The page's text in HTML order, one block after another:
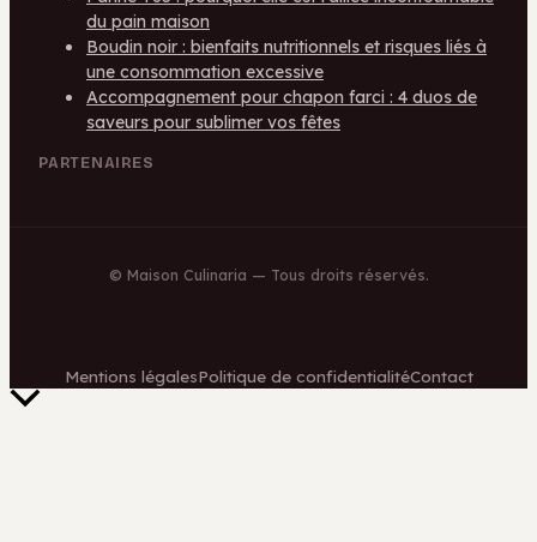
du pain maison
Boudin noir : bienfaits nutritionnels et risques liés à
une consommation excessive
Accompagnement pour chapon farci : 4 duos de
saveurs pour sublimer vos fêtes
PARTENAIRES
© Maison Culinaria — Tous droits réservés.
Mentions légalesPolitique de confidentialitéContact